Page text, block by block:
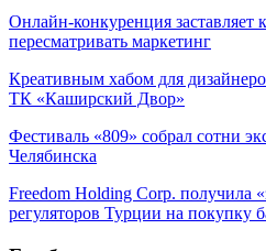
Онлайн-конкуренция заставляет
пересматривать маркетинг
Креативным хабом для
ТК «Каширский Двор»
Фестиваль «809» собрал сотни
Челябинска
Freedom Holding Corp. получила
регуляторов Турции на покупку